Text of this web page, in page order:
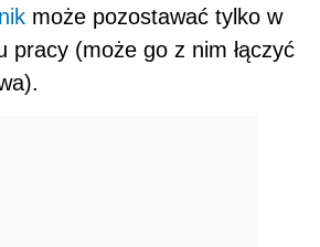
może pozostawać tylko w
pracy (może go z nim łączyć